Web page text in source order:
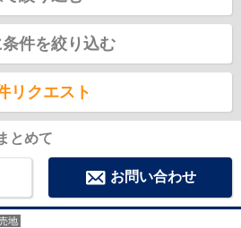
条件を絞り込む
リクエスト
とめて
お問い合わせ
地